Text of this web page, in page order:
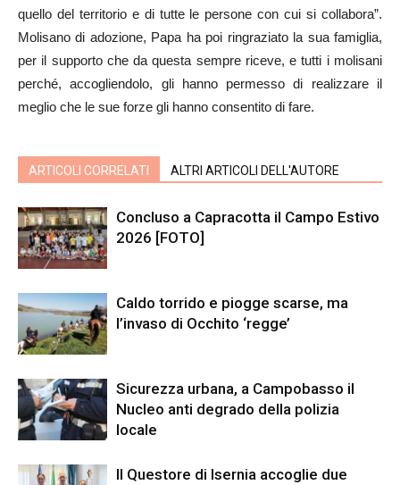
quello del territorio e di tutte le persone con cui si collabora”.
Molisano di adozione, Papa ha poi ringraziato la sua famiglia,
per il supporto che da questa sempre riceve, e tutti i molisani
perché, accogliendolo, gli hanno permesso di realizzare il
meglio che le sue forze gli hanno consentito di fare.
ARTICOLI CORRELATI ALTRI ARTICOLI DELL'AUTORE
Concluso a Capracotta il Campo Estivo
2026 [FOTO]
Caldo torrido e piogge scarse, ma
l’invaso di Occhito ‘regge’
Sicurezza urbana, a Campobasso il
Nucleo anti degrado della polizia
locale
Il Questore di Isernia accoglie due